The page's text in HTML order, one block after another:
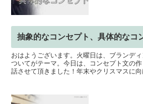
抽象的なコンセプト、具体的なコ
おはようございます。火曜日は、ブランデ
ついてがテーマ。今日は、コンセプト文の
話させて頂きました！年末やクリスマスに向